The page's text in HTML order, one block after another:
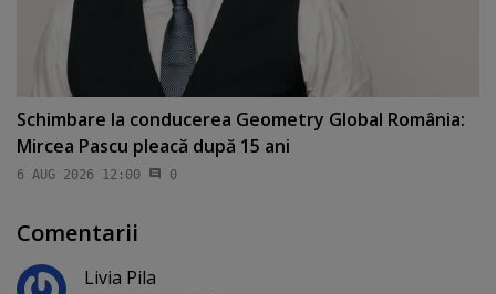
Schimbare la conducerea Geometry Global România:
Mircea Pascu pleacă după 15 ani
6 AUG 2026 12:00 0
Comentarii
Livia Pila